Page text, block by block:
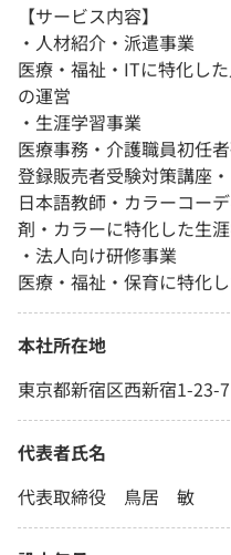
【サービス内容】
・人材紹介・派遣事業
医療・福祉・ITに特化し
の運営
・⽣涯学習事業
医療事務・介護職員初任
登録販売者受験対策講座・
日本語教師・カラーコー
剤・カラーに特化した⽣
・法人向け研修事業
医療・福祉・保育に特化
本社所在地
東京都新宿区西新宿1-23-
代表者氏名
代表取締役 鳥居 敏